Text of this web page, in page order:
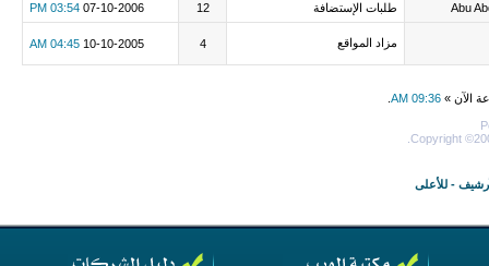
Abu طلبات الإستضافة 12
07-10-2006
03:54 PM
مزاد المواقع 4
10-10-2005
04:45 AM
الآن » 09:36 AM
Copyright
- للأعلى